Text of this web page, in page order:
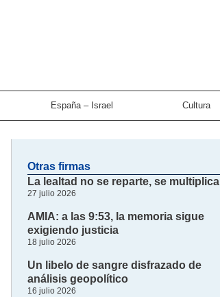
España – Israel Cultura
Otras firmas
La lealtad no se reparte, se multiplica
27 julio 2026
AMIA: a las 9:53, la memoria sigue
exigiendo justicia
18 julio 2026
Un libelo de sangre disfrazado de
análisis geopolítico
16 julio 2026